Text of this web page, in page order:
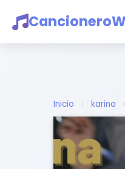
Inicio › karina ›